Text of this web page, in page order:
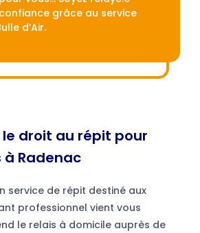
grâce au service
d’Air.
le droit au répit pour
Radenac
service de répit destiné aux
professionnel vient vous
le relais à domicile auprès de